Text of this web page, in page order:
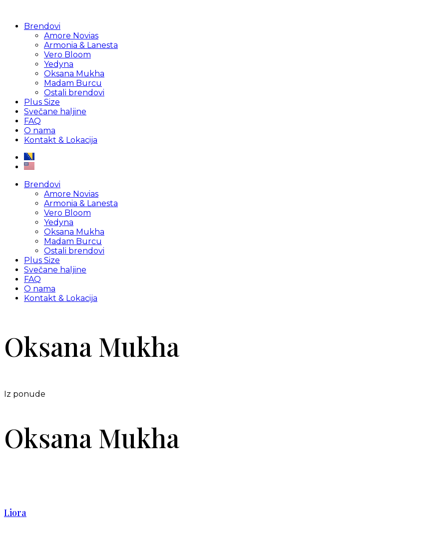
Brendovi
Amore Novias
Armonia & Lanesta
Vero Bloom
Yedyna
Oksana Mukha
Madam Burcu
Ostali brendovi
Plus Size
Svečane haljine
FAQ
O nama
Kontakt & Lokacija
Brendovi
Amore Novias
Armonia & Lanesta
Vero Bloom
Yedyna
Oksana Mukha
Madam Burcu
Ostali brendovi
Plus Size
Svečane haljine
FAQ
O nama
Kontakt & Lokacija
Oksana Mukha
Iz ponude
Oksana Mukha
Liora